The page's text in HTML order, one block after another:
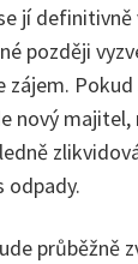
jí definitivně
později
zájem.
nový
odpady.
průběžně